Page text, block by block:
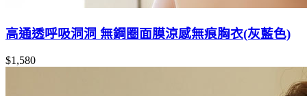
高通透呼吸洞洞 無鋼圈面膜涼感無痕胸衣(灰藍色)
$1,580